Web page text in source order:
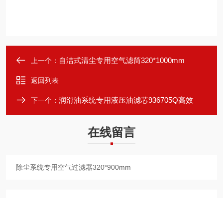
上一个： 自洁式清尘专用空气滤筒320*1000mm
返回列表
下一个： 润滑油系统专用液压油滤芯936705Q高效
在线留言